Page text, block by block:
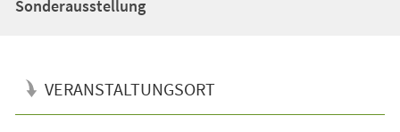
Sonderausstellung
VERANSTALTUNGSORT